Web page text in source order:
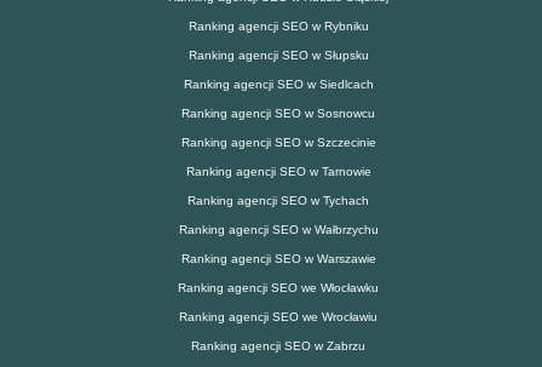
Ranking agencji SEO w Rybniku
Ranking agencji SEO w Słupsku
Ranking agencji SEO w Siedlcach
Ranking agencji SEO w Sosnowcu
Ranking agencji SEO w Szczecinie
Ranking agencji SEO w Tarnowie
Ranking agencji SEO w Tychach
Ranking agencji SEO w Wałbrzychu
Ranking agencji SEO w Warszawie
Ranking agencji SEO we Włocławku
Ranking agencji SEO we Wrocławiu
Ranking agencji SEO w Zabrzu